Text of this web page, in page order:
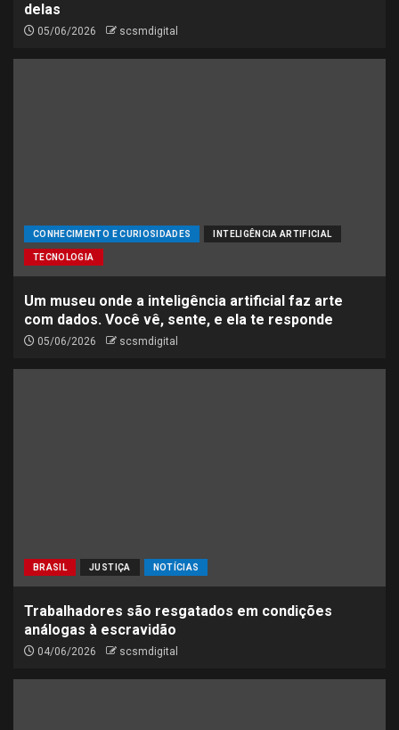
delas
05/06/2026 scsmdigital
CONHECIMENTO E CURIOSIDADES INTELIGÊNCIA ARTIFICIAL
TECNOLOGIA
Um museu onde a inteligência artificial faz arte
com dados. Você vê, sente, e ela te responde
05/06/2026 scsmdigital
BRASIL JUSTIÇA NOTÍCIAS
Trabalhadores são resgatados em condições
análogas à escravidão
04/06/2026 scsmdigital